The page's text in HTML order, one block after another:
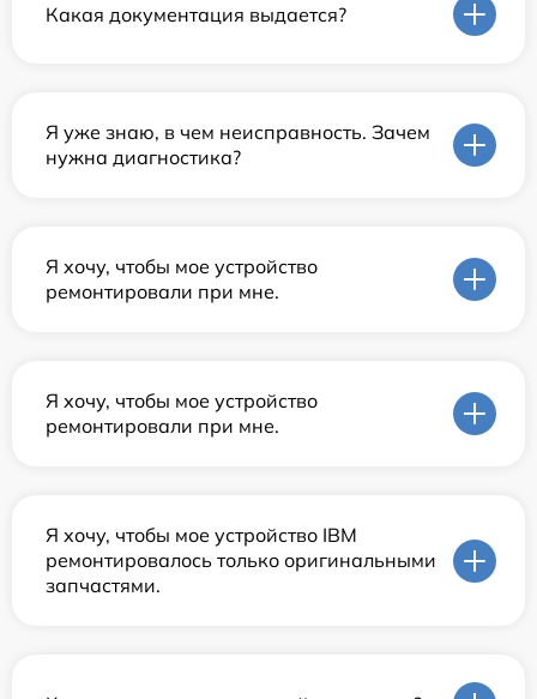
Какая документация выдается?
Я уже знаю, в чем неисправность. Зачем
нужна диагностика?
Я хочу, чтобы мое устройство
ремонтировали при мне.
Я хочу, чтобы мое устройство
ремонтировали при мне.
Я хочу, чтобы мое устройство IBM
ремонтировалось только оригинальными
запчастями.